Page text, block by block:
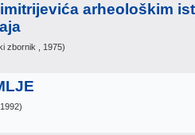
arheološkim
zbornik , 1975)
, 1992)